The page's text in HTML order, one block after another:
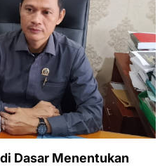
Dasar Menentukan